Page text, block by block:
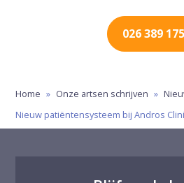
026 389
Home » Onze artsen schrijven »
Nieuw patiëntensysteem bij Andros